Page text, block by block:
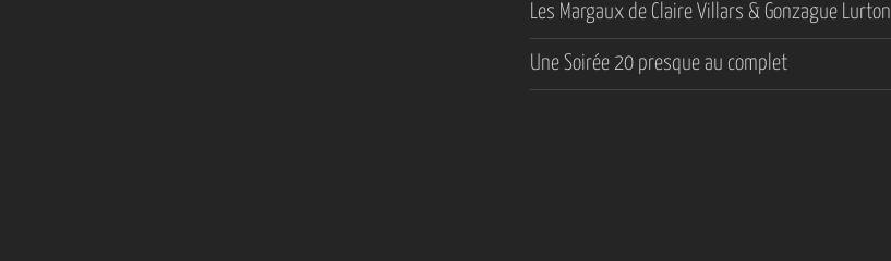
Les Margaux de Claire Villars & Gonzague Lurton
Une Soirée 20 presque au complet